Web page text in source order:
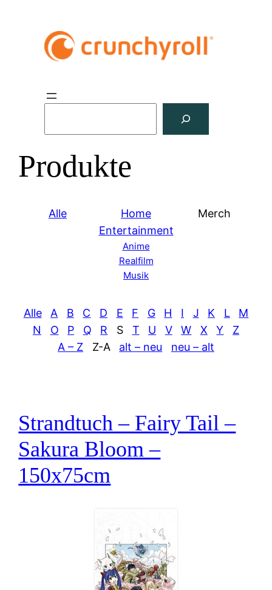
h
e
Produkte
Alle
Home
Entertainment
Anime
Realfilm
Musik
Merch
Alle A B C D E F G H I J K L
M
N
O P Q R S T U V W X Y
Z
A – Z
Z-A alt – neu neu – alt
Strandtuch – Fairy Tail –
Sakura Bloom –
150x75cm